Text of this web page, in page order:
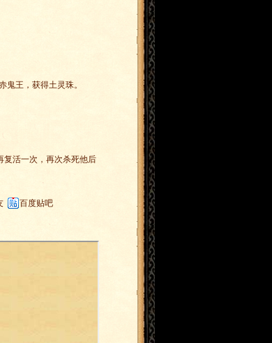
王，获得土灵珠。
复活一次，再次杀死他后
百度贴吧